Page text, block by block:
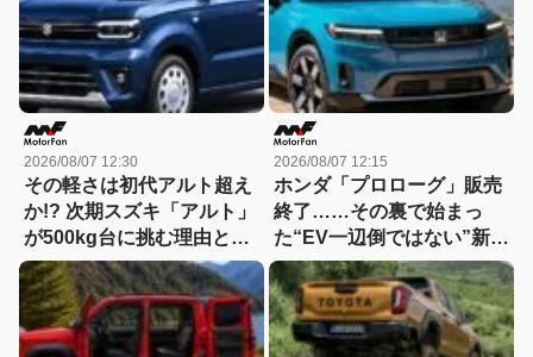
2026/08/07 12:30
その軽さは初代アルト超え
か!? 次期スズキ「アルト」
が500kg台に挑む理由と
は……「小・少・軽・短・
美」を極める！
2026/08/07 12:15
ホンダ「プロローグ」販売
終了……その裏で始まっ
た“EV一辺倒ではない”新戦
略とは？